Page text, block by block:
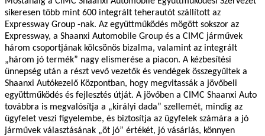
sikeresen több mint 600 integrált teherautót szállított az
Expressway Group -nak. Az együttműködés mögött sokszor az
Expressway, a Shaanxi Automobile Group és a CIMC járművek
három csoportjának kölcsönös bizalma, valamint az integrált
„három jó termék” nagy elismerése a piacon. A kézbesítési
ünnepség után a részt vevő vezetők és vendégek összegyűltek a
Shaanxi Autókezelő Központban, hogy megvitassák a jövőbeli
együttműködés és fejlesztés útját. A jövőben a CIMC Shaanxi Auto
továbbra is megvalósítja a „királyi dada” szellemét, mindig az
ügyfelet veszi figyelembe, és biztosítja az ügyfelek számára a jó
járművek választásának „öt jó” értékét, jó vásárlás, könnyen